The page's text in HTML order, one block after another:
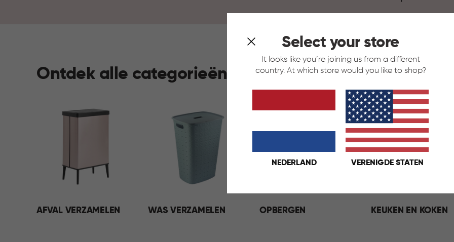
Select your store
It looks like you’re joining us from a different
country. At which store would you like to shop?
NEDERLAND VERENIGDE STATEN
Ontdek alle categorieën
AFVAL VERZAMELEN WAS VERZAMELEN OPBERGEN KEUKEN EN KOKEN